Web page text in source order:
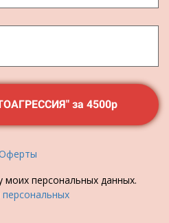
за 4500р
моих персональных данных.